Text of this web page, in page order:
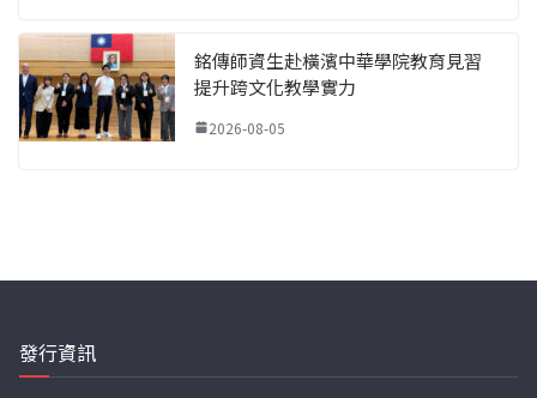
銘傳師資生赴橫濱中華學院教育見習
提升跨文化教學實力
2026-08-05
發行資訊